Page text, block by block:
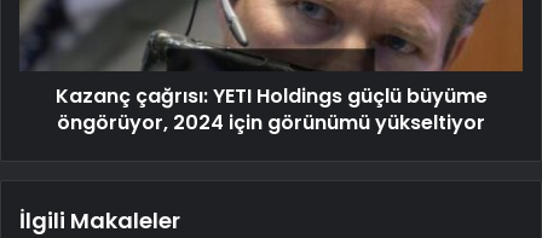
Kazanç çağrısı: YETI Holdings güçlü büyüme
öngörüyor, 2024 için görünümü yükseltiyor
İlgili Makaleler